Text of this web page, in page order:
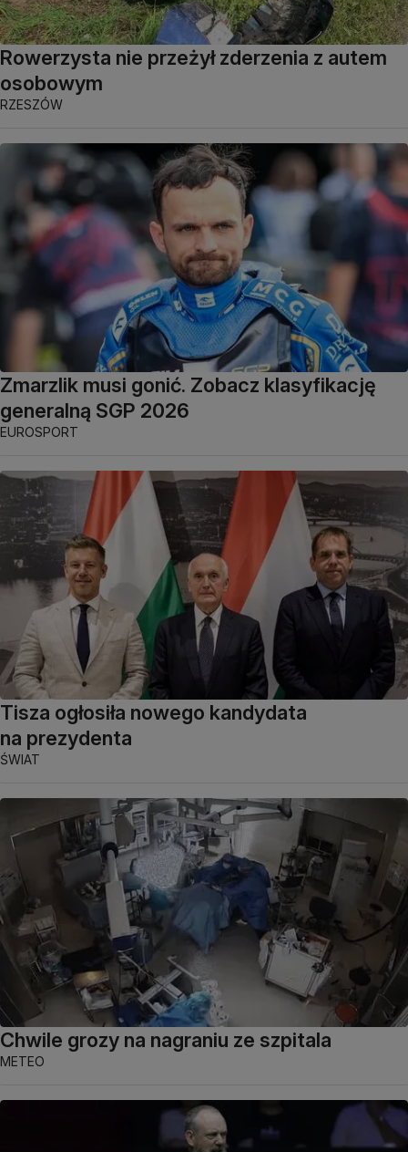
Rowerzysta nie przeżył zderzenia z autem
osobowym
RZESZÓW
Zmarzlik musi gonić. Zobacz klasyfikację
generalną SGP 2026
EUROSPORT
Tisza ogłosiła nowego kandydata
na prezydenta
ŚWIAT
Chwile grozy na nagraniu ze szpitala
METEO